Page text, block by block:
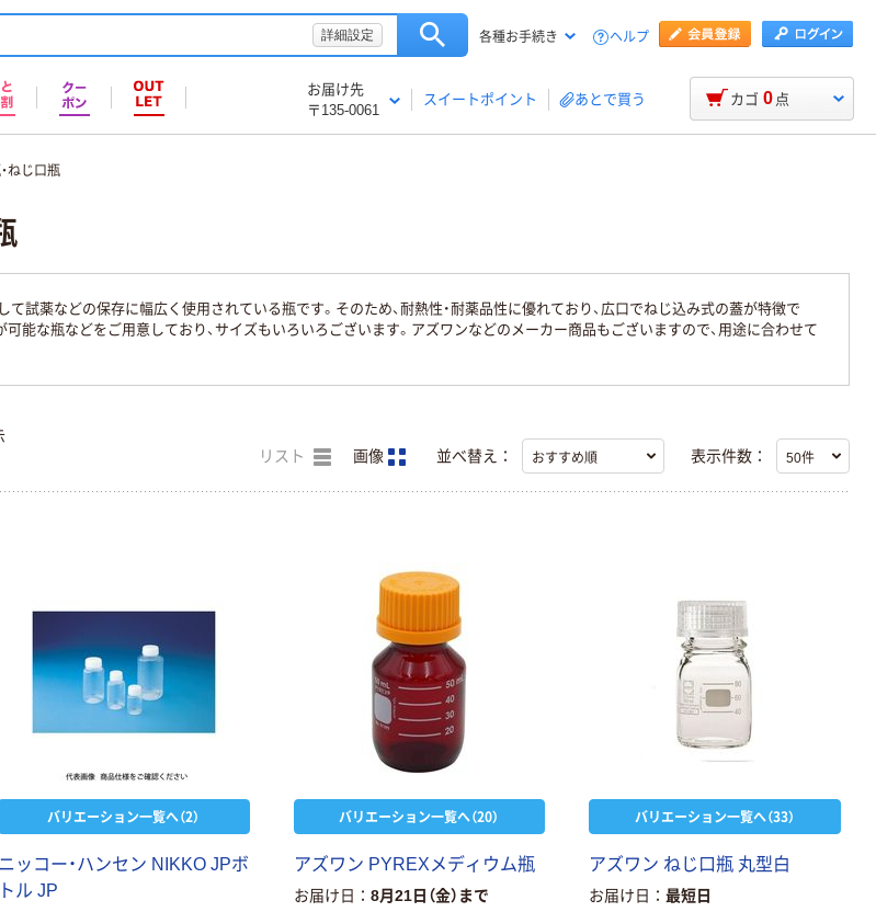
詳細設定 各種お手続き ヘルプ
お届け先
〒135-0061
スイートポイント あとで買う カゴ 0 点
ねじ口瓶
て試薬などの保存に幅広く使用されている瓶です。そのため、耐熱性・耐薬品性に優れており、広口でねじ込み式の蓋が特徴で
可能な瓶などをご用意しており、サイズもいろいろございます。アズワンなどのメーカー商品もございますので、用途に合わせて
リスト 画像 並べ替え： 表示件数：
バリエーション一覧へ（2）
ニッコー・ハンセン NIKKO JPボ
トル JP
バリエーション一覧へ（20）
アズワン PYREXメディウム瓶
お届け日 8月21日（金）まで
バリエーション一覧へ（33）
アズワン ねじ口瓶 丸型白
お届け日 最短日